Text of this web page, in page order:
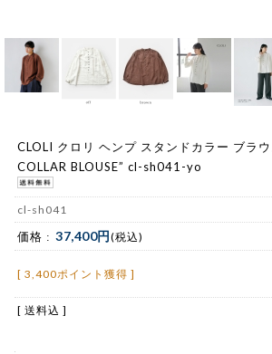
CLOLI クロリ ヘンプ スタンドカラー ブラ
COLLAR BLOUSE” cl-sh041-yo
cl-sh041
価格 : 37,400円(税込)
[ 3,400ポイント獲得 ]
[ 送料込 ]